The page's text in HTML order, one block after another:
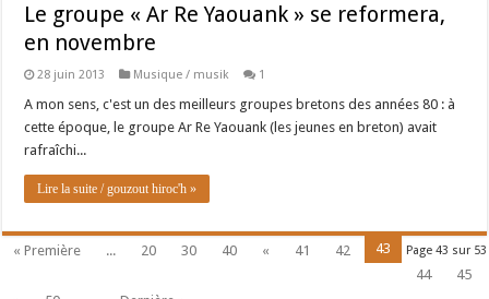
Le groupe « Ar Re Yaouank » se reformera,
en novembre
28 juin 2013 Musique / musik 1
A mon sens, c'est un des meilleurs groupes bretons des années 80 : à
cette époque, le groupe Ar Re Yaouank (les jeunes en breton) avait
rafraîchi...
Lire la suite / gouzout hiroc'h »
Page 43 sur 53
« Première ... 20 30 40 « 41 42
43
44
45